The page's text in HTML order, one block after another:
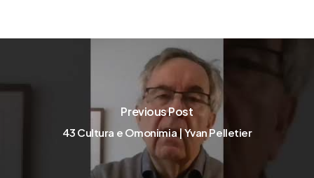
Previous Post
43 Cultura e Omonimia | Yvan Pelletier